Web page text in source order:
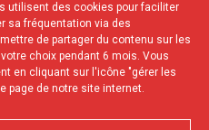
utilisent des cookies pour faciliter
sa fréquentation via des
de partager du contenu sur les
choix pendant 6 mois. Vous
en cliquant sur l'icône "gérer les
page de notre site internet.